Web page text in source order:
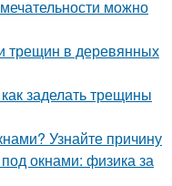
можно
трещин в деревянных
заделать трещины
Узнайте причину
окнами: физика за